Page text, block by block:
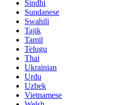
Sindhi
Sundanese
Swahili
Tajik
Tamil
Telugu
Thai
Ukrainian
Urdu
Uzbek
Vietnamese